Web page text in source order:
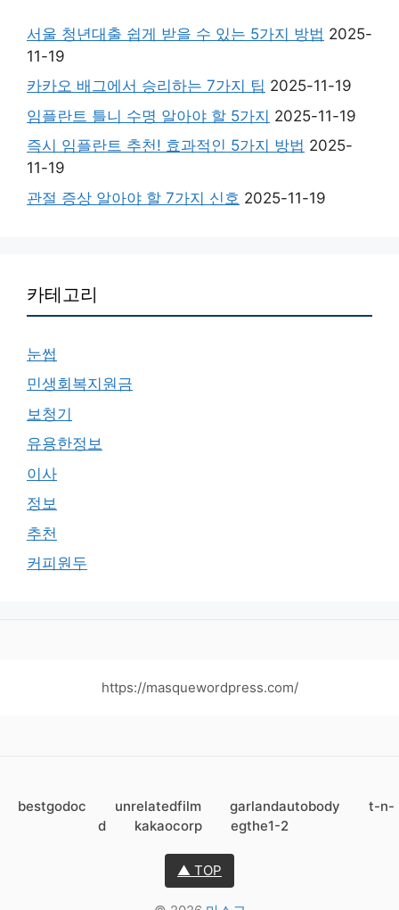
서울 청년대출 쉽게 받을 수 있는 5가지 방법 2025-
11-19
카카오 배그에서 승리하는 7가지 팁 2025-11-19
임플란트 틀니 수명 알아야 할 5가지 2025-11-19
즉시 임플란트 추천! 효과적인 5가지 방법 2025-
11-19
관절 증상 알아야 할 7가지 신호 2025-11-19
카테고리
눈썹
민생회복지원금
보청기
유용한정보
이사
정보
추천
커피원두
https://masquewordpress.com/
bestgodoc unrelatedfilm garlandautobody
t-n-
d
kakaocorp egthe1-2
▲ TOP